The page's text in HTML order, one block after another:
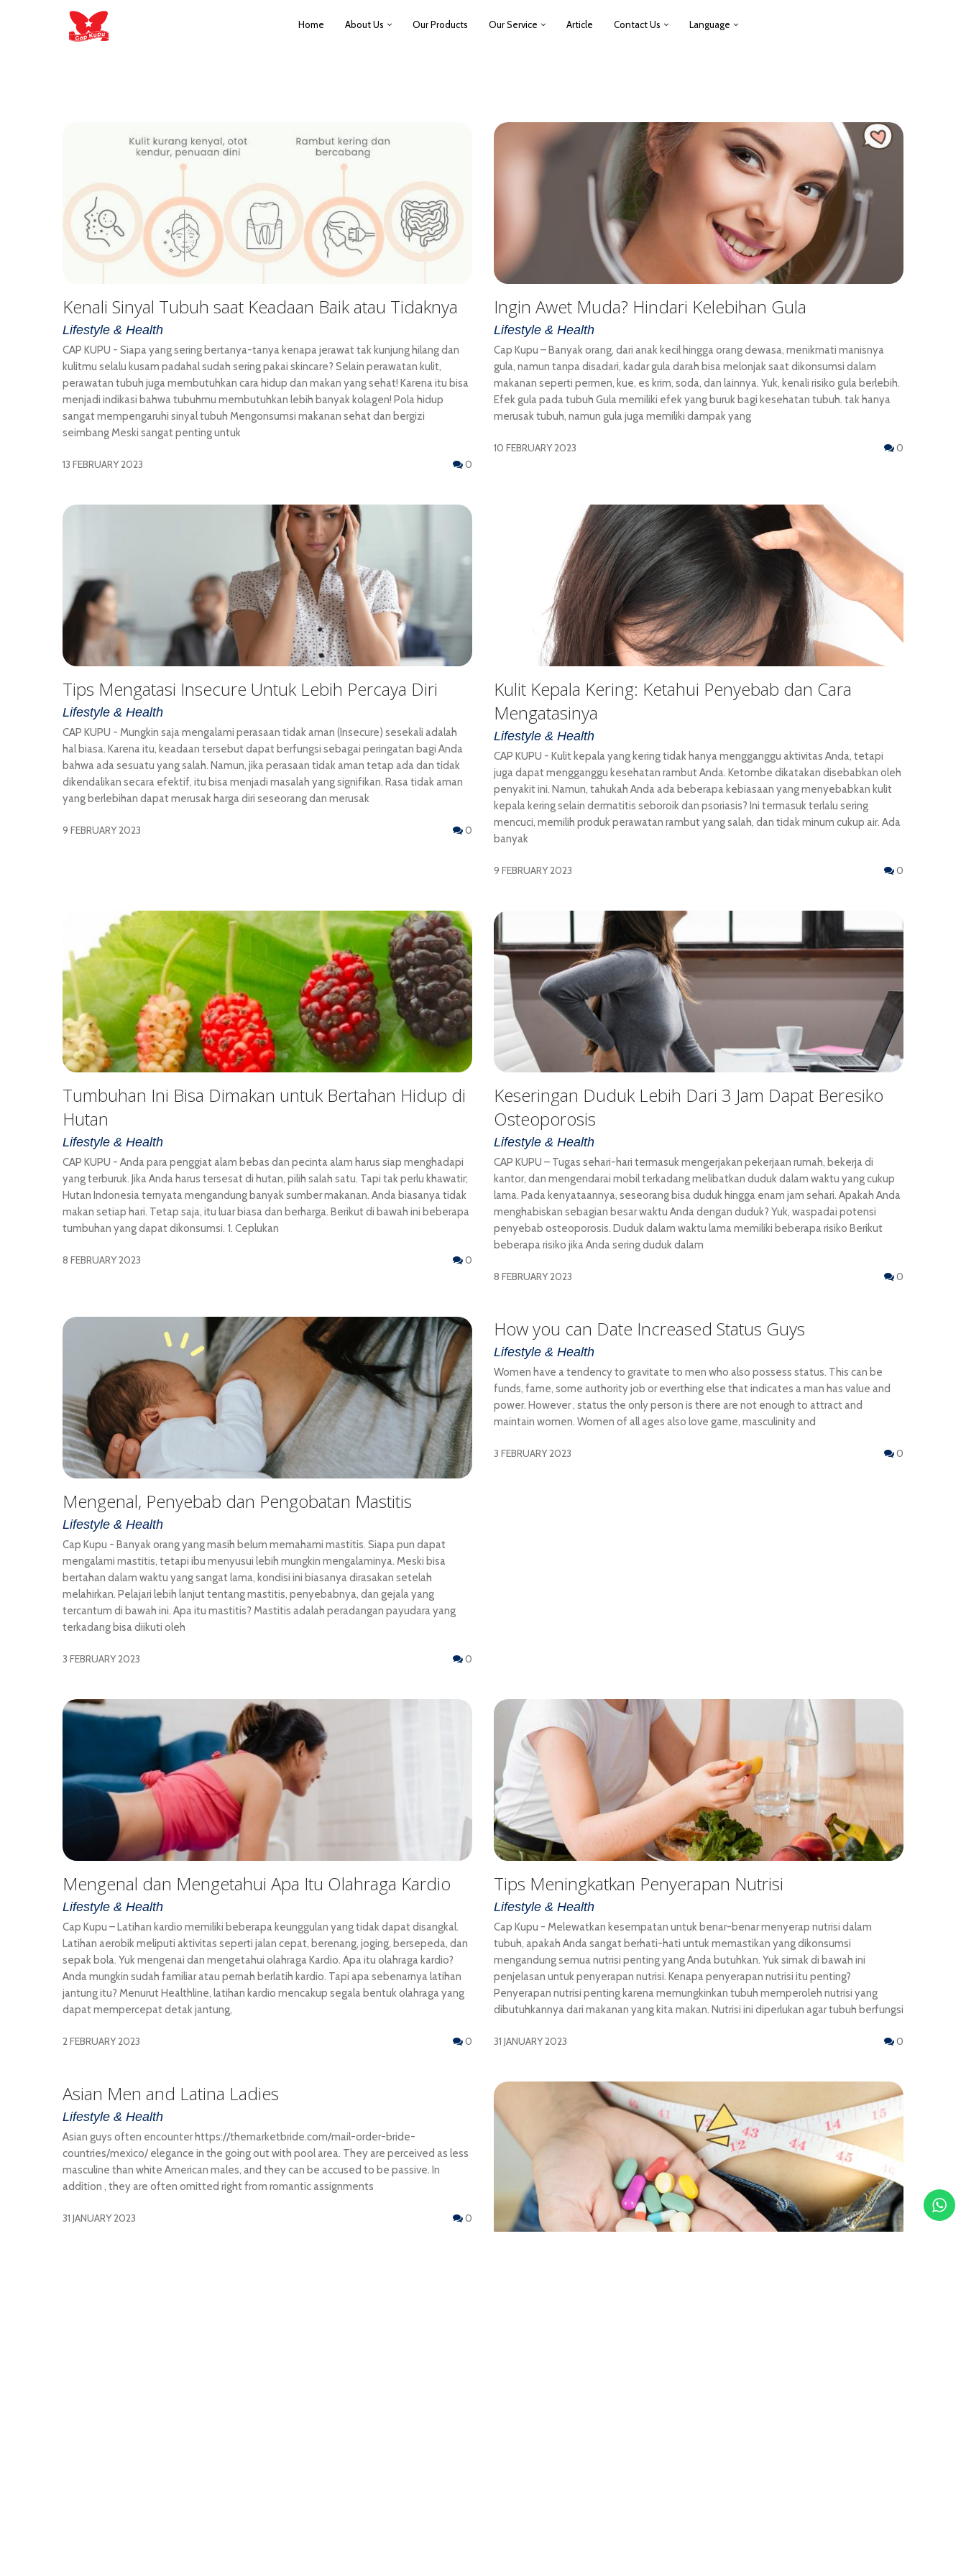
Home About Us Our Products Our Service Article Contact Us Language
Kenali Sinyal Tubuh saat Keadaan Baik atau Tidaknya
Lifestyle & Health
CAP KUPU - Siapa yang sering bertanya-tanya kenapa jerawat tak kunjung hilang dan
kulitmu selalu kusam padahal sudah sering pakai skincare? Selain perawatan kulit,
perawatan tubuh juga membutuhkan cara hidup dan makan yang sehat! Karena itu bisa
menjadi indikasi bahwa tubuhmu membutuhkan lebih banyak kolagen! Pola hidup
sangat mempengaruhi sinyal tubuh Mengonsumsi makanan sehat dan bergizi
seimbang Meski sangat penting untuk
13 FEBRUARY 2023 0
Ingin Awet Muda? Hindari Kelebihan Gula
Lifestyle & Health
Cap Kupu – Banyak orang, dari anak kecil hingga orang dewasa, menikmati manisnya
gula, namun tanpa disadari, kadar gula darah bisa melonjak saat dikonsumsi dalam
makanan seperti permen, kue, es krim, soda, dan lainnya. Yuk, kenali risiko gula berlebih.
Efek gula pada tubuh Gula memiliki efek yang buruk bagi kesehatan tubuh. tak hanya
merusak tubuh, namun gula juga memiliki dampak yang
10 FEBRUARY 2023 0
Tips Mengatasi Insecure Untuk Lebih Percaya Diri
Lifestyle & Health
CAP KUPU - Mungkin saja mengalami perasaan tidak aman (Insecure) sesekali adalah
hal biasa. Karena itu, keadaan tersebut dapat berfungsi sebagai peringatan bagi Anda
bahwa ada sesuatu yang salah. Namun, jika perasaan tidak aman tetap ada dan tidak
dikendalikan secara efektif, itu bisa menjadi masalah yang signifikan. Rasa tidak aman
yang berlebihan dapat merusak harga diri seseorang dan merusak
9 FEBRUARY 2023 0
Kulit Kepala Kering: Ketahui Penyebab dan Cara
Mengatasinya
Lifestyle & Health
CAP KUPU - Kulit kepala yang kering tidak hanya mengganggu aktivitas Anda, tetapi
juga dapat mengganggu kesehatan rambut Anda. Ketombe dikatakan disebabkan oleh
penyakit ini. Namun, tahukah Anda ada beberapa kebiasaan yang menyebabkan kulit
kepala kering selain dermatitis seboroik dan psoriasis? Ini termasuk terlalu sering
mencuci, memilih produk perawatan rambut yang salah, dan tidak minum cukup air. Ada
banyak
9 FEBRUARY 2023 0
Tumbuhan Ini Bisa Dimakan untuk Bertahan Hidup di
Hutan
Lifestyle & Health
CAP KUPU - Anda para penggiat alam bebas dan pecinta alam harus siap menghadapi
yang terburuk. Jika Anda harus tersesat di hutan, pilih salah satu. Tapi tak perlu khawatir;
Hutan Indonesia ternyata mengandung banyak sumber makanan. Anda biasanya tidak
makan setiap hari. Tetap saja, itu luar biasa dan berharga. Berikut di bawah ini beberapa
tumbuhan yang dapat dikonsumsi. 1. Ceplukan
8 FEBRUARY 2023 0
Keseringan Duduk Lebih Dari 3 Jam Dapat Beresiko
Osteoporosis
Lifestyle & Health
CAP KUPU – Tugas sehari-hari termasuk mengerjakan pekerjaan rumah, bekerja di
kantor, dan mengendarai mobil terkadang melibatkan duduk dalam waktu yang cukup
lama. Pada kenyataannya, seseorang bisa duduk hingga enam jam sehari. Apakah Anda
menghabiskan sebagian besar waktu Anda dengan duduk? Yuk, waspadai potensi
penyebab osteoporosis. Duduk dalam waktu lama memiliki beberapa risiko Berikut
beberapa risiko jika Anda sering duduk dalam
8 FEBRUARY 2023 0
Mengenal, Penyebab dan Pengobatan Mastitis
Lifestyle & Health
Cap Kupu - Banyak orang yang masih belum memahami mastitis. Siapa pun dapat
mengalami mastitis, tetapi ibu menyusui lebih mungkin mengalaminya. Meski bisa
bertahan dalam waktu yang sangat lama, kondisi ini biasanya dirasakan setelah
melahirkan. Pelajari lebih lanjut tentang mastitis, penyebabnya, dan gejala yang
tercantum di bawah ini. Apa itu mastitis? Mastitis adalah peradangan payudara yang
terkadang bisa diikuti oleh
3 FEBRUARY 2023 0
How you can Date Increased Status Guys
Lifestyle & Health
Women have a tendency to gravitate to men who also possess status. This can be
funds, fame, some authority job or everthing else that indicates a man has value and
power. However , status the only person is there are not enough to attract and
maintain women. Women of all ages also love game, masculinity and
3 FEBRUARY 2023 0
Mengenal dan Mengetahui Apa Itu Olahraga Kardio
Lifestyle & Health
Cap Kupu – Latihan kardio memiliki beberapa keunggulan yang tidak dapat disangkal.
Latihan aerobik meliputi aktivitas seperti jalan cepat, berenang, joging, bersepeda, dan
sepak bola. Yuk mengenai dan mengetahui olahraga Kardio. Apa itu olahraga kardio?
Anda mungkin sudah familiar atau pernah berlatih kardio. Tapi apa sebenarnya latihan
jantung itu? Menurut Healthline, latihan kardio mencakup segala bentuk olahraga yang
dapat mempercepat detak jantung,
2 FEBRUARY 2023 0
Tips Meningkatkan Penyerapan Nutrisi
Lifestyle & Health
Cap Kupu - Melewatkan kesempatan untuk benar-benar menyerap nutrisi dalam
tubuh, apakah Anda sangat berhati-hati untuk memastikan yang dikonsumsi
mengandung semua nutrisi penting yang Anda butuhkan. Yuk simak di bawah ini
penjelasan untuk penyerapan nutrisi. Kenapa penyerapan nutrisi itu penting?
Penyerapan nutrisi penting karena memungkinkan tubuh memperoleh nutrisi yang
dibutuhkannya dari makanan yang kita makan. Nutrisi ini diperlukan agar tubuh berfungsi
31 JANUARY 2023 0
Asian Men and Latina Ladies
Lifestyle & Health
Asian guys often encounter https://themarketbride.com/mail-order-bride-
countries/mexico/ elegance in the going out with pool area. They are perceived as less
masculine than white American males, and they can be accused to be passive. In
addition , they are often omitted right from romantic assignments
31 JANUARY 2023 0